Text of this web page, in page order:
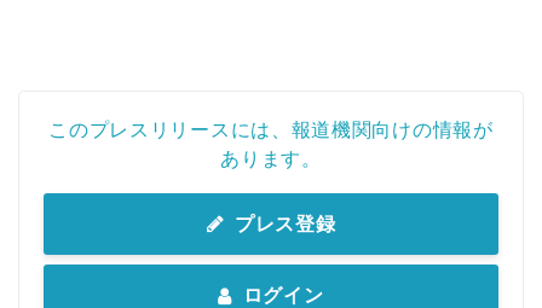
このプレスリリースには、報道機関向けの情報が
あります。
プレス登録
ログイン